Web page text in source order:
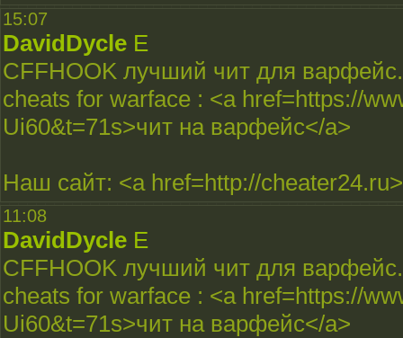
15:07
DavidDycle E
CFFHOOK лучший чит для варфейс.
cheats for warface : <a href=https://
Ui60&t=71s>чит на варфейс</a>
Наш сайт: <a href=http://
11:08
DavidDycle E
CFFHOOK лучший чит для варфейс.
cheats for warface : <a href=https://
Ui60&t=71s>чит на варфейс</a>